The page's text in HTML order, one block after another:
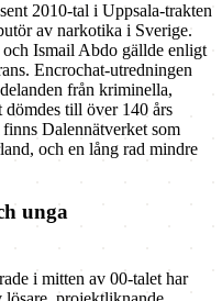
2010-tal i Uppsala-trakten
av narkotika i Sverige.
Ismail Abdo gällde enligt
Encrochat-utredningen
från kriminella,
till över 140 års
Dalennätverket som
och en lång rad mindre
unga
i mitten av 00-talet har